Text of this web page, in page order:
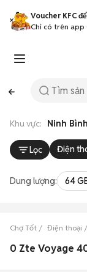
Voucher KFC
Chỉ có trên app
Khu vực: Ninh
Lọc Điện
Dung lượng: 64
Chợ Tốt Điện thoại